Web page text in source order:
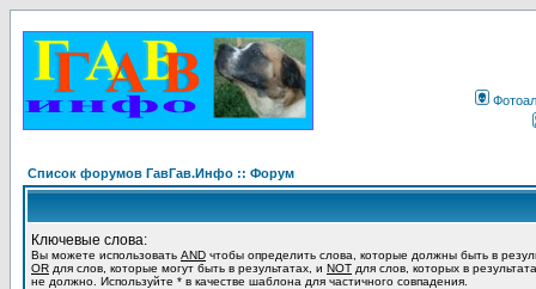
Список форумов ГавГав.Инфо :: Форум
Ключевые слова:
Вы можете использовать AND чтобы определить слова, которые должны быть в
OR для слов, которые могут быть в результатах, и NOT для слов, которых в
не должно. Используйте * в качестве шаблона для частичного совпадения.